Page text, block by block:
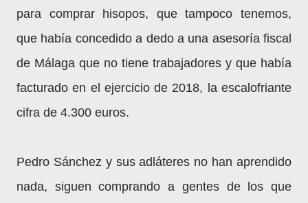
para comprar hisopos, que tampoco tenemos,
que había concedido a dedo a una asesoría fiscal
de Málaga que no tiene trabajadores y que había
facturado en el ejercicio de 2018, la escalofriante
cifra de 4.300 euros.
Pedro Sánchez y sus adláteres no han aprendido
nada, siguen comprando a gentes de los que